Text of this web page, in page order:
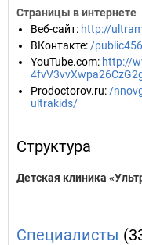
Страницы в интернете
Веб-сайт: http://
ВКонтакте: /
YouTube.com: http://
Prodoctorov.ru: /
ultrakids/
Структура
Детская клиника
Специалисты